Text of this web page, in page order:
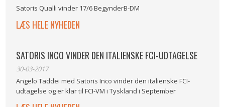
Satoris Qualli vinder 17/6 BegynderB-DM
LÆS HELE NYHEDEN
SATORIS INCO VINDER DEN ITALIENSKE FCI-UDTAGELSE
30-03-2017
Angelo Taddei med Satoris Inco vinder den italienske FCI-
udtagelse og er klar til FCI-VM i Tyskland i September